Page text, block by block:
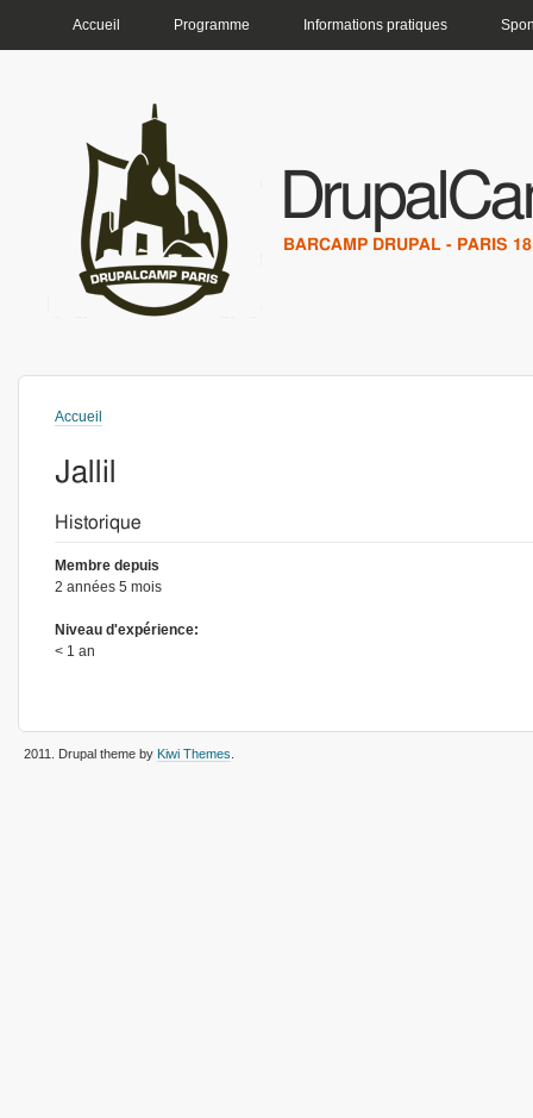
Accueil Programme Informations pratiques
BARCAMP DRUPAL - PARIS
Vous êtes ici
Accueil
Jallil
Historique
Membre depuis
2 années 5 mois
Niveau d'expérience:
< 1 an
2011 . Drupal theme by Kiwi Themes